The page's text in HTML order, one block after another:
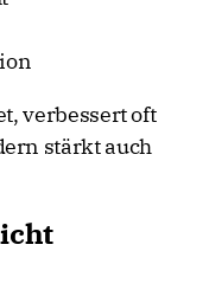
verbessert oft
stärkt auch